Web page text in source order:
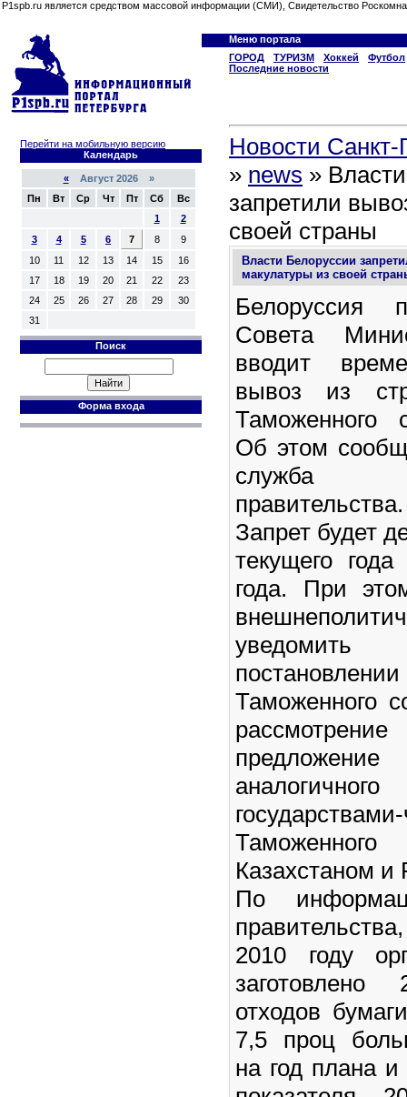
P1spb.ru является средством массовой информации (СМИ), Свидетельство
Меню портала
ГОРОД
ТУРИЗМ Хоккей
Футбол
Последние новости
Перейти на мобильную версию
Календарь
«Август 2026 »
Пн
Вт Ср Чт Пт Сб
Вс
1
2
3
4 5 6 7 8
9
10
11 12 13 14 15
16
17
18 19 20 21 22
23
24
25 26 27 28 29
30
31
Поиск
Форма входа
Новости Санкт-
» news »
запретили
своей страны
Власти Белоруссии
макулатуры из своей
Белоруссия
Совета
вводит
вывоз из
Таможенного
Об этом
служба
правительства.
Запрет будет
текущего
года. При
Таможенного
Казахстаном и
По
2010 году
отходов
7,5 проц
на год плана